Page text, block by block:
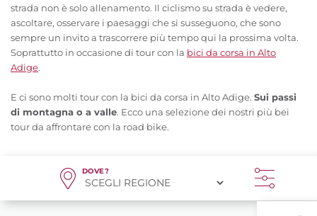
strada non è solo allenamento. Il ciclismo su strada è vedere,
ascoltare, osservare i paesaggi che si susseguono, che sono
sempre un invito a trascorrere più tempo qui la prossima volta.
Soprattutto in occasione di tour con la bici da corsa in Alto
Adige.
E ci sono molti tour con la bici da corsa in Alto Adige. Sui passi
di montagna o a valle. Ecco una selezione dei nostri più bei
tour da affrontare con la road bike.
DOVE?